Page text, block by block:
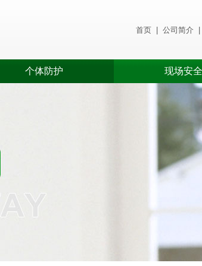
首页 公司简介
个体防护 现场安全